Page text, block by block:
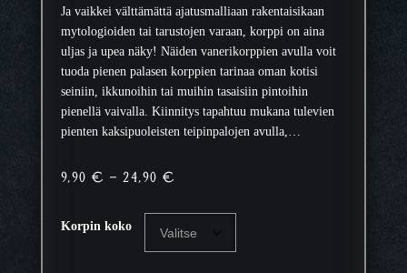
Ja vaikkei välttämättä ajatusmalliaan rakentaisikaan
mytologioiden tai tarustojen varaan, korppi on aina
uljas ja upea näky! Näiden vanerikorppien avulla voit
tuoda pienen palasen korppien tarinaa oman kotisi
seiniin, ikkunoihin tai muihin tasaisiin pintoihin
pienellä vaivalla. Kiinnitys tapahtuu mukana tulevien
pienten kaksipuoleisten teipinpalojen avulla,…
9,90€ – 24,90€
n
t
a
Korpin koko